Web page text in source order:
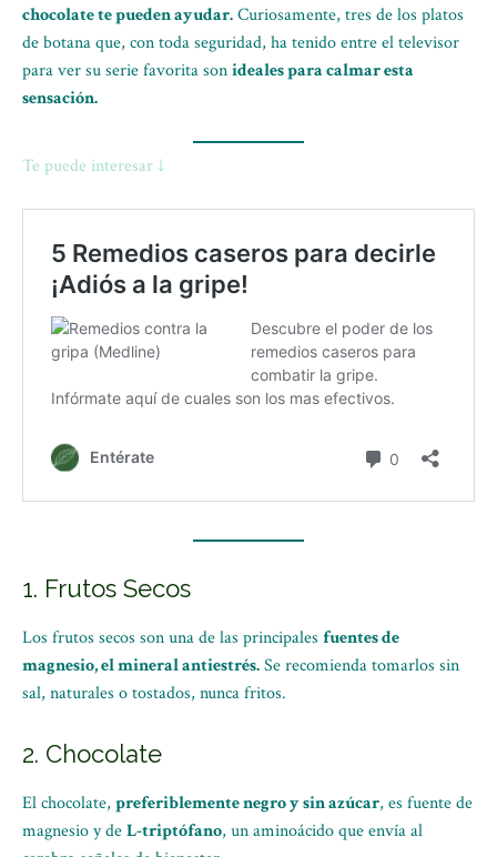
chocolate te pueden ayudar.Curiosamente, tres de los platos
de botana que, con toda seguridad, ha tenido entre el televisor
para ver su serie favorita sonideales para calmar esta
sensación.
Te puede interesar ↓
1. Frutos Secos
Los frutos secos son una de las principales fuentes de
magnesio, el mineral antiestrés.Se recomienda tomarlos sin
sal, naturales o tostados, nunca fritos.
2. Chocolate
El chocolate, preferiblemente negro y sin azúcar, es fuente de
magnesio y deL-triptófano, un aminoácido que envía al